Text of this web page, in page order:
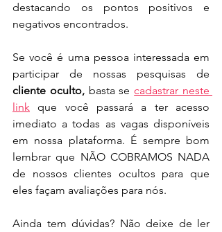
destacando os pontos positivos e
negativos encontrados.
Se você é uma pessoa interessada em
cliente oculto, basta se cadastrar neste
link que você passará a ter acesso
imediato a todas as vagas disponíveis
em nossa plataforma. É sempre bom
lembrar que NÃO COBRAMOS NADA
de nossos clientes ocultos para que
eles façam avaliações para nós.
Ainda tem dúvidas? Não deixe de ler